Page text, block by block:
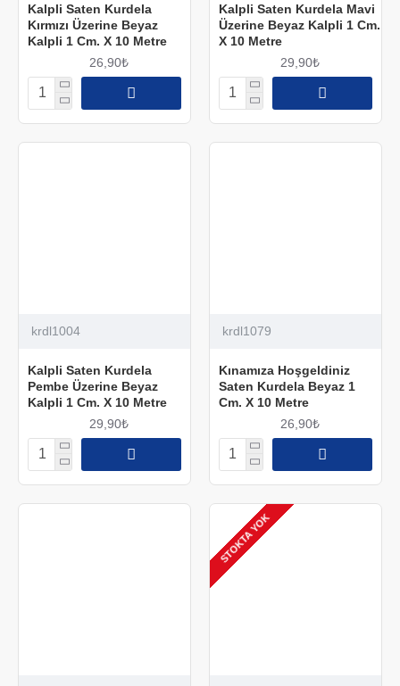
Kalpli Saten Kurdela
Kırmızı Üzerine Beyaz
Kalpli 1 Cm. X 10 Metre
26,90₺
Kalpli Saten Kurdela Mavi
Üzerine Beyaz Kalpli 1 Cm.
X 10 Metre
29,90₺
krdl1004
Kalpli Saten Kurdela
Pembe Üzerine Beyaz
Kalpli 1 Cm. X 10 Metre
29,90₺
krdl1079
Kınamıza Hoşgeldiniz
Saten Kurdela Beyaz 1
Cm. X 10 Metre
26,90₺
STOKTA YOK